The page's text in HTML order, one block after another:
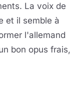
La voix de
et il semble à
l'allemand
bon opus frais,